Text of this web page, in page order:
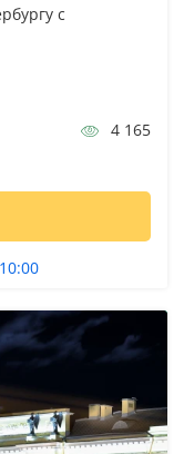
с
4 165